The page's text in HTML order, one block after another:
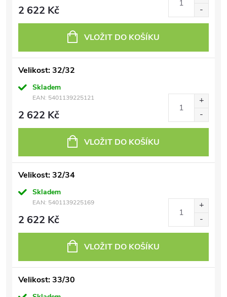
2 622 Kč
VLOŽIT DO KOŠÍKU
Velikost: 32/32
Skladem
EAN: 5401139225121
2 622 Kč
VLOŽIT DO KOŠÍKU
Velikost: 32/34
Skladem
EAN: 5401139225169
2 622 Kč
VLOŽIT DO KOŠÍKU
Velikost: 33/30